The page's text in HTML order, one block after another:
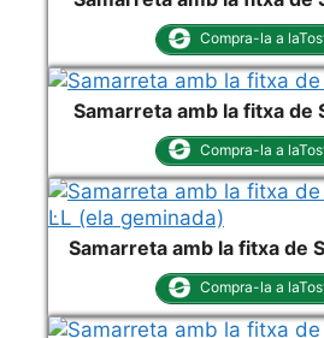
Compra-la a
Samarreta amb la fitxa de
Compra-la a
Samarreta amb la fitxa de
Compra-la a